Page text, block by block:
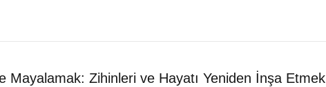
Mayalamak: Zihinleri ve Hayatı Yeniden İnşa Etmek